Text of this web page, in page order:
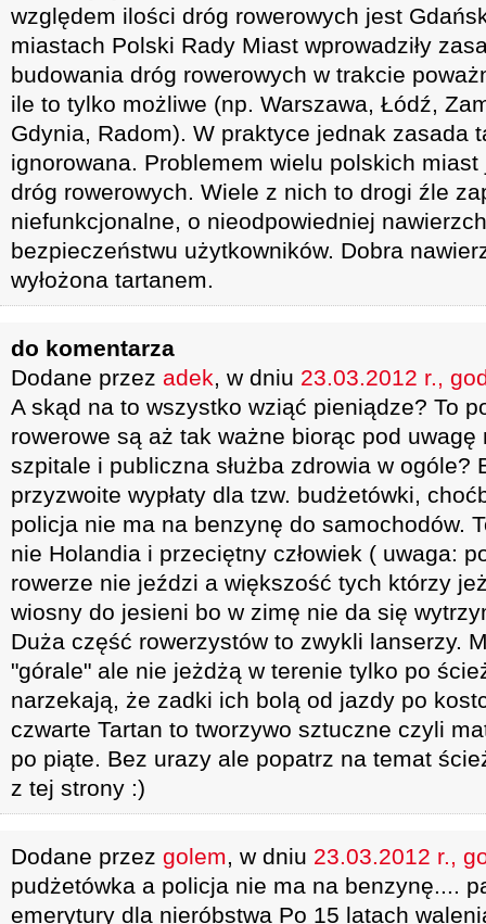
względem ilości dróg rowerowych jest
miastach Polski Rady Miast wprowadziły
budowania dróg rowerowych w trakcie
ile to tylko możliwe (np. Warszawa, Łódź,
Gdynia, Radom). W praktyce jednak zasada
ignorowana. Problemem wielu polskich
dróg rowerowych. Wiele z nich to drogi źle
niefunkcjonalne, o nieodpowiedniej
bezpieczeństwu użytkowników. Dobra
wyłożona tartanem.
do komentarza
Dodane przez adek, w dniu 23.03.2012 r.,
A skąd na to wszystko wziąć pieniądze? To
rowerowe są aż tak ważne biorąc pod
szpitale i publiczna służba zdrowia w ogóle?
przyzwoite wypłaty dla tzw. budżetówki,
policja nie ma na benzynę do samochodów.
nie Holandia i przeciętny człowiek ( uwaga:
rowerze nie jeździ a większość tych którzy
wiosny do jesieni bo w zimę nie da się
Duża część rowerzystów to zwykli lanserzy.
"górale" ale nie jeżdżą w terenie tylko po
narzekają, że zadki ich bolą od jazdy po
czwarte Tartan to tworzywo sztuczne czyli
po piąte. Bez urazy ale popatrz na temat
z tej strony :)
Dodane przez golem, w dniu 23.03.2012 r.,
pudżetówka a policja nie ma na benzynę....
emerytury dla nieróbstwa Po 15 latach